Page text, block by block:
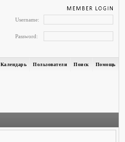
Username:
Password:
Помощь
Поиск
Пользователи
Календарь